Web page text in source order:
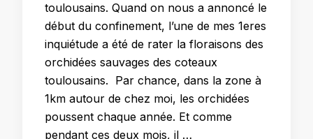
toulousains. Quand on nous a annoncé le
début du confinement, l’une de mes 1eres
inquiétude a été de rater la floraisons des
orchidées sauvages des coteaux
toulousains. Par chance, dans la zone à
1km autour de chez moi, les orchidées
poussent chaque année. Et comme
pendant ces deux mois, il …